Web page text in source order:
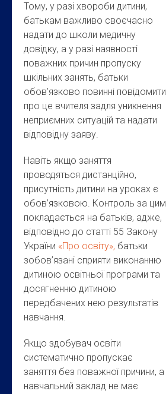
Тому, у разі хвороби дитини,
батькам важливо своєчасно
надати до школи медичну
довідку, а у разі наявності
поважних причин пропуску
шкільних занять, батьки
обов’язково повинні повідомити
про це вчителя задля уникнення
неприємних ситуацій та надати
відповідну заяву.
Навіть якщо заняття
проводяться дистанційно,
присутність дитини на уроках є
обов’язковою. Контроль за цим
покладається на батьків, адже,
відповідно до статті 55 Закону
України «Про освіту», батьки
зобов’язані сприяти виконанню
дитиною освітньої програми та
досягненню дитиною
передбачених нею результатів
навчання.
Якщо здобувач освіти
систематично пропускає
заняття без поважної причини, а
навчальний заклад не має